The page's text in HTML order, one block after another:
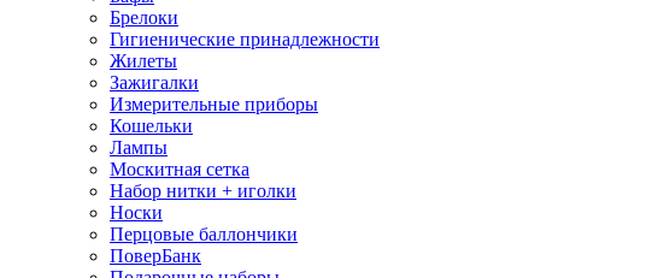
Брелоки
Гигиенические принадлежности
Жилеты
Зажигалки
Измерительные приборы
Кошельки
Лампы
Москитная сетка
Набор нитки + иголки
Носки
Перцовые баллончики
ПоверБанк